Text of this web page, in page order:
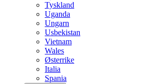
Tyskland
Uganda
Ungarn
Usbekistan
Vietnam
Wales
Østerrike
Italia
Spania